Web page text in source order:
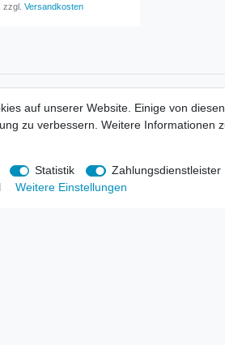
zzgl.Versandkosten
New Accounts
& Umweltbestimmungen
Über uns
auf unserer Website. Einige von
zu verbessern. Weitere Informationen
Statistik Zahlungsdienstleister
Weitere Einstellungen